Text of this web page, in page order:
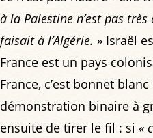
à la Palestine n’est pas
faisait à l’Algérie. » Israël
France est un pays
France, c’est bonnet
démonstration binaire à
ensuite de tirer le fil : si «